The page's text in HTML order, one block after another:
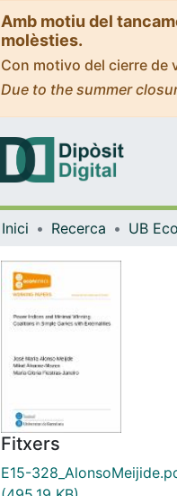
Amb motiu del
molèsties.
Con motivo del cierre de
Due to the summer
Inici Recerca UB
Fitxers
E15-